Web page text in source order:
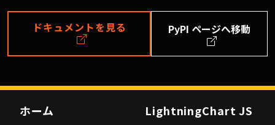
ドキュメントを見る PyPI ページへ移動
ホーム LightningChart JS